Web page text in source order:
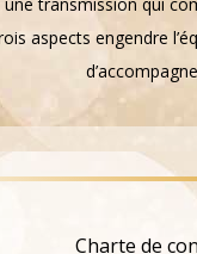
aspects engendre
Charte de